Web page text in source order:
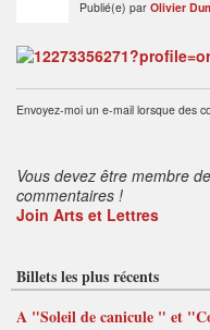
Publié(e) par Olivier
Envoyez-moi un e-mail lorsque des
Vous devez être membre
commentaires !
Join Arts et Lettres
Billets les plus récents
A "Soleil de canicule " et